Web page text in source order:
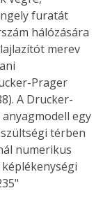
furatát
hálózására
merev
Prager
A Drucker-
egy
térben
numerikus